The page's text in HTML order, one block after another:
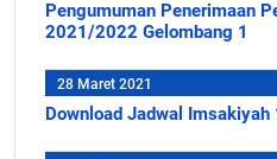
Pengumuman Penerimaan
2021/2022 Gelombang 1
28 Maret 2021
Download Jadwal Imsakiyah